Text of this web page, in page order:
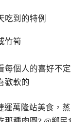
吃到的特例
竹筍
每個人的喜好不定
歡軟的